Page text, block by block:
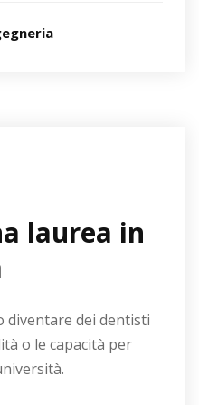
laurea in
diventare dei dentisti
o le capacità per